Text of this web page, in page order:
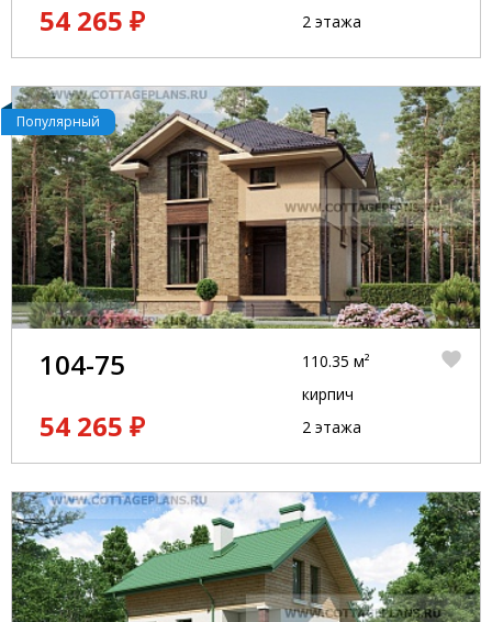
54 265 ₽
2 этажа
Популярный
104-75
54 265 ₽
110.35 м²
кирпич
2 этажа